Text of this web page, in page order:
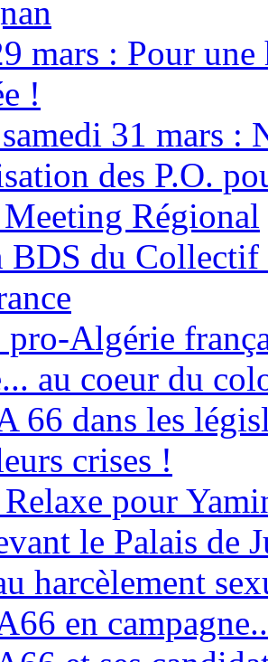
mars : Pour
!
31 mars :
des P.O.
Régional
du Collectif
pro-Algérie
au coeur du
66 dans les
crises !
pour
le Palais de
harcèlement
en